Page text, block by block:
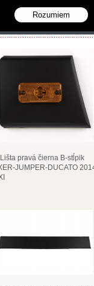
pravá čierna B-stĺpik
JUMPER-DUCATO
Rozumiem